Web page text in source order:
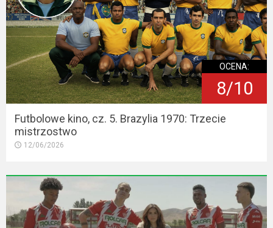
OCENA:
8/10
Futbolowe kino, cz. 5. Brazylia 1970: Trzecie
mistrzostwo
12/06/2026